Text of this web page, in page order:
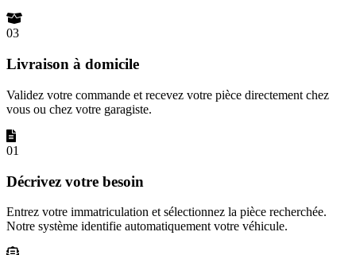
03
Livraison à domicile
Validez votre commande et recevez votre pièce directement chez
vous ou chez votre garagiste.
01
Décrivez votre besoin
Entrez votre immatriculation et sélectionnez la pièce recherchée.
Notre système identifie automatiquement votre véhicule.